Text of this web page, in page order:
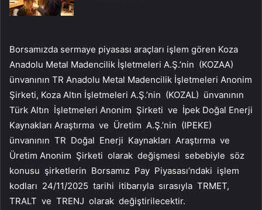
Borsamızda sermaye piyasası araçları işlem gören Koza
Anadolu Metal Madencilik İşletmeleri A.Ş.’nin (KOZAA)
ünvanının TR Anadolu Metal Madencilik İşletmeleri Anonim
Şirketi, Koza Altın İşletmeleri A.Ş.’nin (KOZAL) ünvanının
Türk Altın İşletmeleri Anonim Şirketi ve İpek Doğal Enerji
Kaynakları Araştırma ve Üretim A.Ş.’nin (IPEKE)
ünvanının TR Doğal Enerji Kaynakları Araştırma ve
Üretim Anonim Şirketi olarak değişmesi sebebiyle söz
konusu şirketlerin Borsamız Pay Piyasası’ndaki işlem
kodları 24/11/2025 tarihi itibarıyla sırasıyla TRMET,
TRALT ve TRENJ olarak değiştirilecektir.